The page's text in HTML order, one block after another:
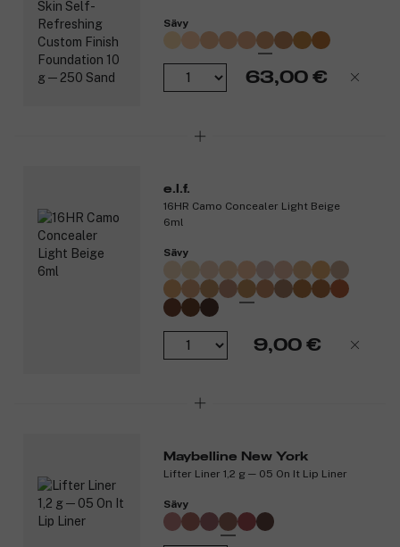
täyteläisistä ja kosteutetuista huulista
Tuotenumero:3143796
Sävy
63,00 €
e.l.f.
16HR Camo Concealer Light Beige
6ml
Sävy
9,00 €
Maybelline New York
Lifter Liner 1,2 g ─ 05 On It Lip Liner
Sävy